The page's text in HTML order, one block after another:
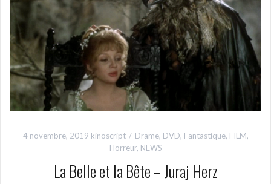
4 novembre, 2019 kinoscript Drame, DVD, Fantastique, FILM,
Horreur, NEWS
La Belle et la Bête – Juraj Herz